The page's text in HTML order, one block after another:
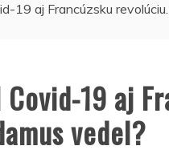
19 aj Francúzsku
19 aj
vedel?